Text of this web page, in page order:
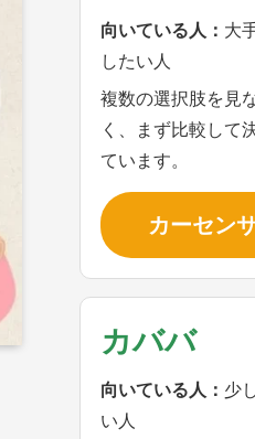
向いている人： 大
したい人
複数の選択肢を見
く、まず比較して
ています。
カーセン
カババ
向いている人： 少
い人